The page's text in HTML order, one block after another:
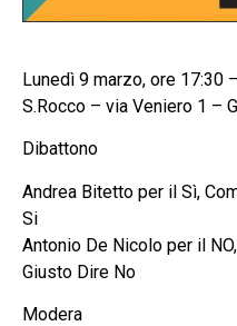
Lunedì 9 marzo, ore 17:30
S.Rocco – via Veniero 1 –
Dibattono
Andrea Bitetto per il Sì,
Si
Antonio De Nicolo per il
Giusto Dire No
Modera